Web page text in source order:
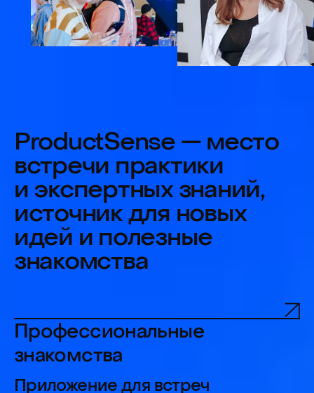
Приложение для встреч
и специальные пространства для
общения
Прокачка навыков
10+ мастер-классов, работа
в небольших группах
записываются и можно вернуться
к ним позже
источник для новых
идей и полезные
знакомства